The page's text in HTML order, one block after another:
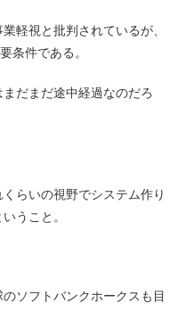
軽視と批判されているが、
条件である。
だまだ途中経過なのだろ
らいの視野でシステム作り
うこと。
ソフトバンクホークスも目